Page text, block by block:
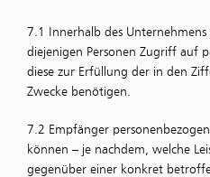
7.1 Innerhalb des
diejenigen Personen Zugriff auf
diese zur Erfüllung der in den
Zwecke benötigen.
7.2 Empfänger
können – je nachdem, welche
gegenüber einer konkret